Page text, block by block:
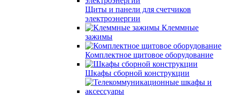
Щиты и панели для счетчиков
электроэнергии
Клеммные
зажимы
Комплектное щитовое оборудование
Шкафы сборной конструкции